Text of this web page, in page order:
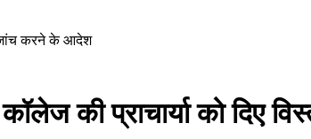
जांच करने के आदेश
की प्राचार्या को दिए